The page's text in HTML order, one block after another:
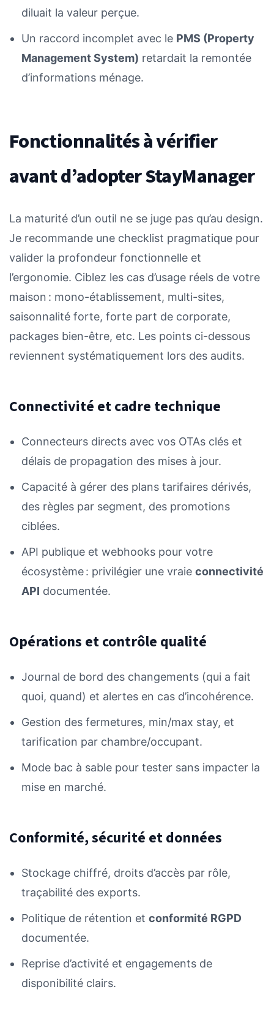
diluait la valeur perçue.
Un raccord incomplet avec le PMS (Property
Management System) retardait la remontée
d’informations ménage.
Fonctionnalités à vérifier
avant d’adopter StayManager
La maturité d’un outil ne se juge pas qu’au design.
Je recommande une checklist pragmatique pour
valider la profondeur fonctionnelle et
l’ergonomie. Ciblez les cas d’usage réels de votre
maison : mono-établissement, multi-sites,
saisonnalité forte, forte part de corporate,
packages bien-être, etc. Les points ci-dessous
reviennent systématiquement lors des audits.
Connectivité et cadre technique
Connecteurs directs avec vos OTAs clés et
délais de propagation des mises à jour.
Capacité à gérer des plans tarifaires dérivés,
des règles par segment, des promotions
ciblées.
API publique et webhooks pour votre
écosystème : privilégier une vraie connectivité
API documentée.
Opérations et contrôle qualité
Journal de bord des changements (qui a fait
quoi, quand) et alertes en cas d’incohérence.
Gestion des fermetures, min/max stay, et
tarification par chambre/occupant.
Mode bac à sable pour tester sans impacter la
mise en marché.
Conformité, sécurité et données
Stockage chiffré, droits d’accès par rôle,
traçabilité des exports.
Politique de rétention et conformité RGPD
documentée.
Reprise d’activité et engagements de
disponibilité clairs.